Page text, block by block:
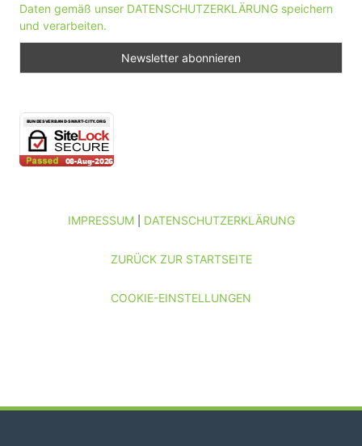
Daten gemäß unser DATENSCHUTZERKLÄRUNG speichern
und verarbeiten.
IMPRESSUM| DATENSCHUTZERKLÄRUNG
ZURÜCK ZUR STARTSEITE
COOKIE-EINSTELLUNGEN